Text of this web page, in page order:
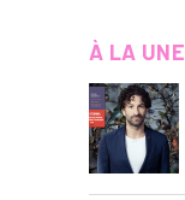
À LA UNE